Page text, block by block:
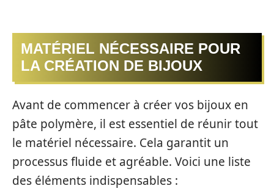
MATÉRIEL NÉCESSAIRE POUR
LA CRÉATION DE BIJOUX
Avant de commencer à créer vos bijoux en
pâte polymère, il est essentiel de réunir tout
le matériel nécessaire. Cela garantit un
processus fluide et agréable. Voici une liste
des éléments indispensables :